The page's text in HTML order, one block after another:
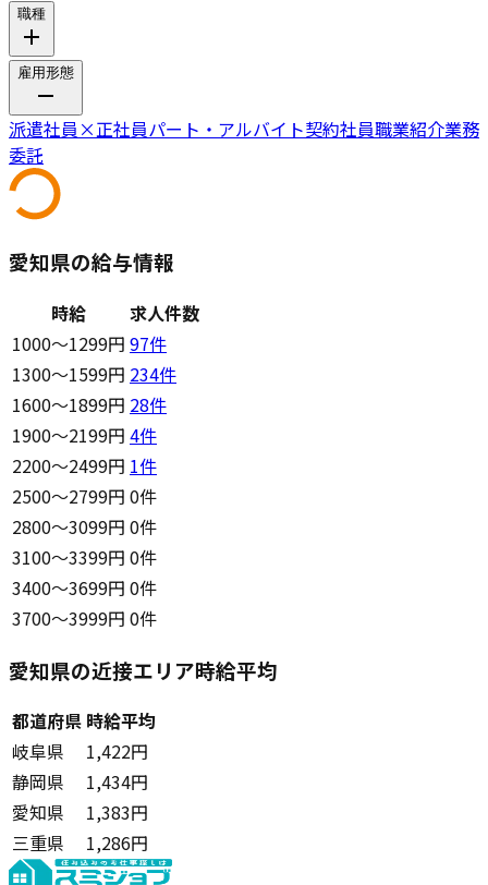
職種
雇用形態
派遣社員 ×正社員パート・アルバイト契約社員職業紹介業務
委託
愛知県の給与情報
時給
求人件数
1000〜1299円 97件
1300〜1599円 234件
1600〜1899円 28件
1900〜2199円 4件
2200〜2499円 1件
2500〜2799円 0件
2800〜3099円 0件
3100〜3399円 0件
3400〜3699円 0件
3700〜3999円 0件
愛知県の近接エリア時給平均
都道府県 時給平均
岐阜県
1,422円
静岡県
1,434円
愛知県
1,383円
三重県
1,286円